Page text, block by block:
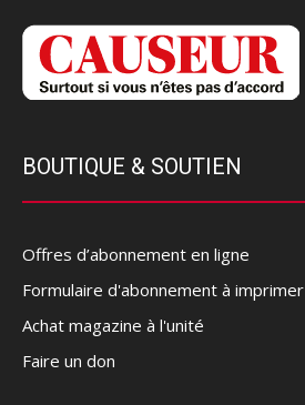
BOUTIQUE & SOUTIEN
Offres d’abonnement en ligne
Formulaire d'abonnement à imprimer
Achat magazine à l'unité
Faire un don